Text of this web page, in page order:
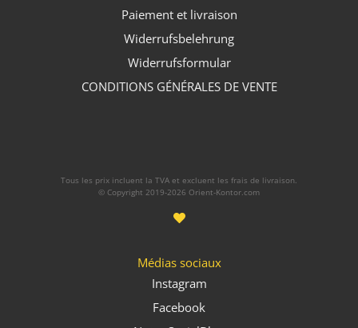
Paiement et livraison
Widerrufsbelehrung
Widerrufsformular
CONDITIONS GÉNÉRALES DE VENTE
Tous les prix incluent la TVA et excluent les frais de livraison.
© Copyright 2019-2026 Orient-Kontor.com
Médias sociaux
Instagram
Facebook